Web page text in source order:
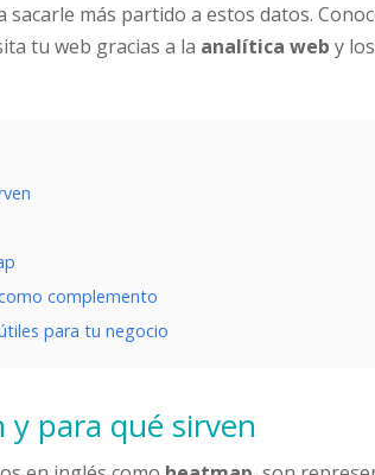
sacarle más partido a estos datos.
tu web gracias a la analítica weby los
complemento
para tu negocio
y para qué sirven